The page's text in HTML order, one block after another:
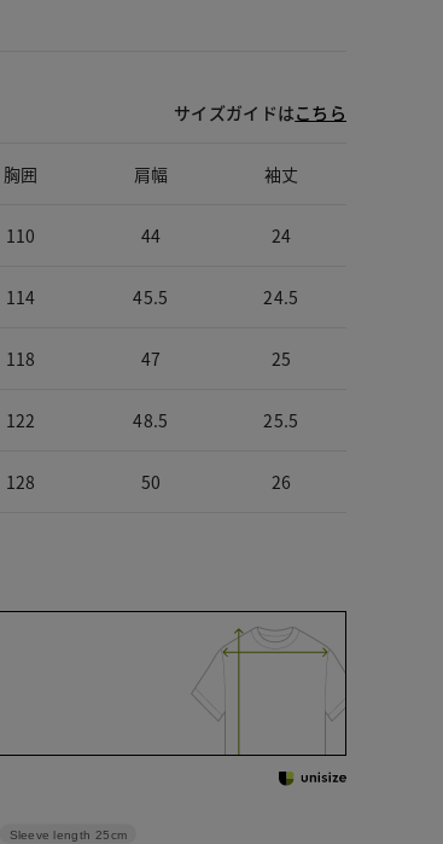
サイズガイドはこちら
胸囲 肩幅 袖丈
110 44 24
114 45.5 24.5
118 47 25
122 48.5 25.5
128 50 26
Sleeve length 25cm